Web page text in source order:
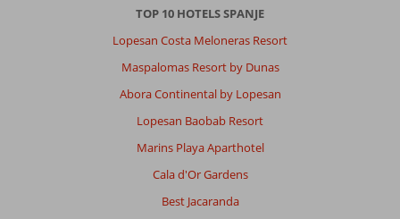
TOP 10 HOTELS SPANJE
Lopesan Costa Meloneras Resort
Maspalomas Resort by Dunas
Abora Continental by Lopesan
Lopesan Baobab Resort
Marins Playa Aparthotel
Cala d'Or Gardens
Best Jacaranda